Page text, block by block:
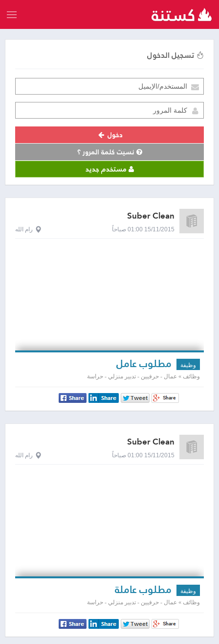
تسجيل الدخول
دخول
نسيت كلمة المرور ؟
مستخدم جديد
Suber Clean
15/11/2015 01:00 صباحاً رام الله
وظيفة مطلوب عامل
وظائف » عمال - حرفيين - تدبير منزلي - حراسة
Suber Clean
15/11/2015 01:00 صباحاً رام الله
وظيفة مطلوب عاملة
وظائف » عمال - حرفيين - تدبير منزلي - حراسة